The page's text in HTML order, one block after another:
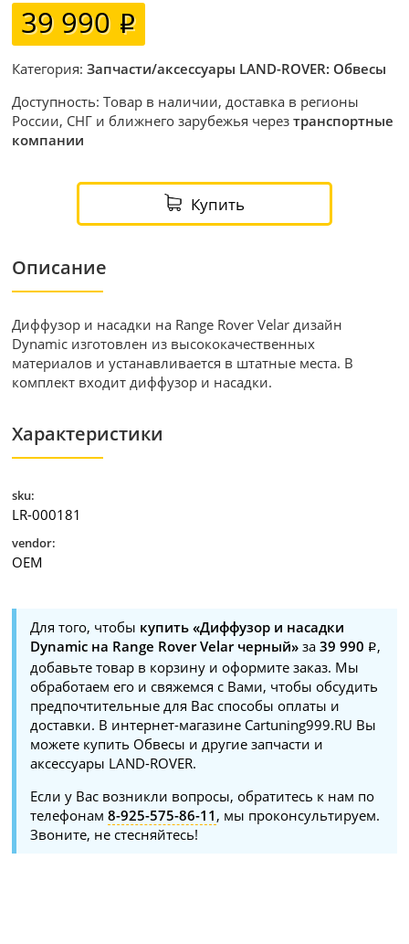
39 990
Категория:Запчасти/аксессуары LAND-ROVER: Обвесы
Доступность: Товар в наличии, доставка в регионы
России, СНГ и ближнего зарубежья черезтранспортные
компании
Купить
Описание
Диффузор и насадки на Range Rover Velar дизайн
Dynamic изготовлен из высококачественных
материалов и устанавливается в штатные места. В
комплект входит диффузор и насадки.
Характеристики
sku:
LR-000181
vendor:
OEM
Для того, чтобы купить «Диффузор и насадки
Dynamic на Range Rover Velar черный» за39 990
,
добавьте товар в корзину и оформите заказ. Мы
обработаем его и свяжемся с Вами, чтобы обсудить
предпочтительные для Вас способы оплаты и
доставки. В интернет-магазине Cartuning999.RU Вы
можете купить Обвесы и другие запчасти и
аксессуары LAND-ROVER.
Если у Вас возникли вопросы, обратитесь к нам по
телефонам8-925-575-86-11 , мы проконсультируем.
Звоните, не стесняйтесь!